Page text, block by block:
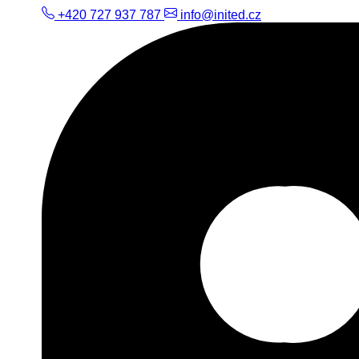
+420 727 937 787 info@inited.cz